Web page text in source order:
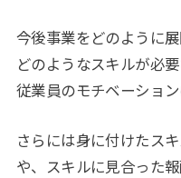
今後事業をどのように
どのようなスキルが必
従業員のモチベーショ
さらには身に付けたス
や、スキルに見合った